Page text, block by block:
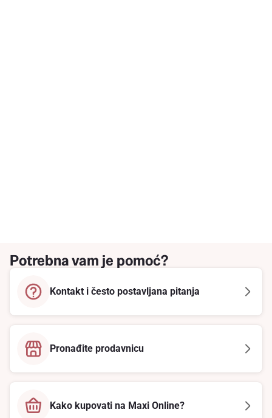
Potrebna vam je pomoć?
Kontakt i često postavljana pitanja
Pronađite prodavnicu
Kako kupovati na Maxi Online?